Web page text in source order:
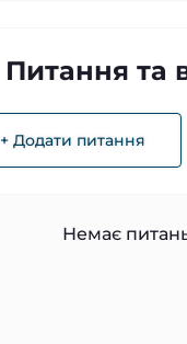
Питання та
+ Додати питання
Немає